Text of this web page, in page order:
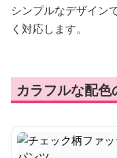
シンプルなデザイン
く対応します。
カラフルな配